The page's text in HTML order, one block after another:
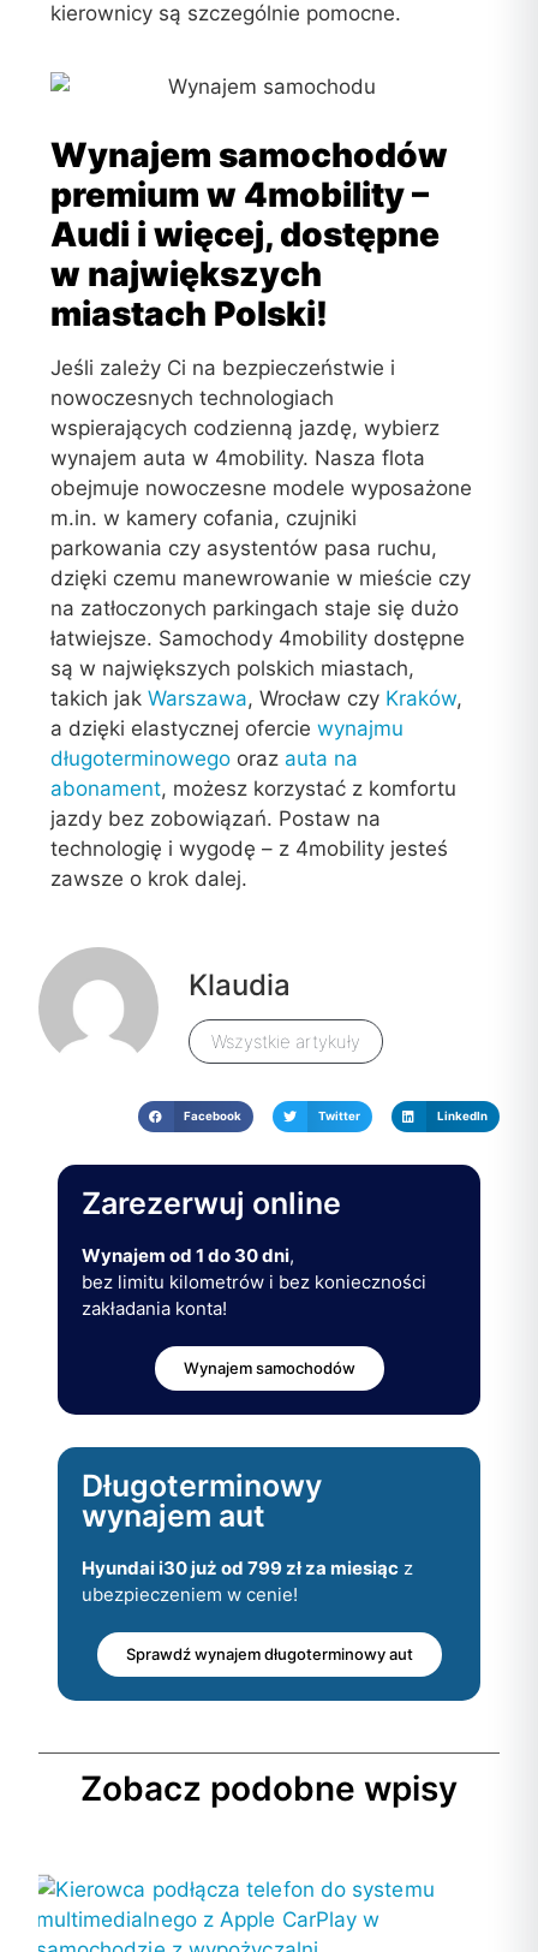
kierownicy są szczególnie pomocne.
Wynajem samochodów
premium w 4mobility –
Audi i więcej, dostępne
w największych
miastach Polski!
Jeśli zależy Ci na bezpieczeństwie i
nowoczesnych technologiach
wspierających codzienną jazdę, wybierz
wynajem auta w 4mobility. Nasza flota
obejmuje nowoczesne modele wyposażone
m.in. w kamery cofania, czujniki
parkowania czy asystentów pasa ruchu,
dzięki czemu manewrowanie w mieście czy
na zatłoczonych parkingach staje się dużo
łatwiejsze. Samochody 4mobility dostępne
są w największych polskich miastach,
takich jakWarszawa,Wrocław czy Kraków,
a dzięki elastycznej oferciewynajmu
długoterminowego oraz auta na
abonament, możesz korzystać z komfortu
jazdy bez zobowiązań. Postaw na
technologię i wygodę – z 4mobility jesteś
zawsze o krok dalej.
Klaudia
Wszystkie artykuły
Facebook Twitter LinkedIn
Zarezerwuj online
Wynajem od 1 do 30 dni,
bez limitu kilometrów i bez konieczności
zakładania konta!
Wynajem samochodów
Długoterminowy
wynajem aut
Hyundai i30 już od 799 zł za miesiącz
ubezpieczeniem w cenie!
Sprawdź wynajem długoterminowy aut
Zobacz podobne wpisy